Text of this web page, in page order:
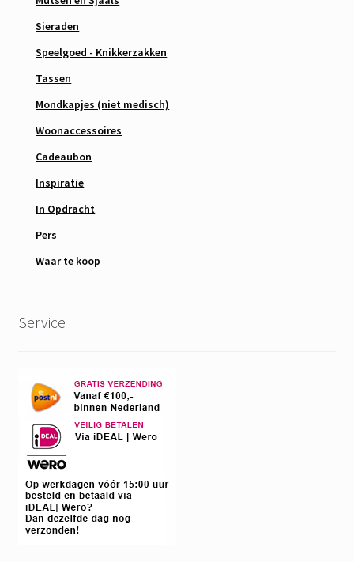
Sieraden
Speelgoed - Knikkerzakken
Tassen
Mondkapjes (niet medisch)
Woonaccessoires
Cadeaubon
Inspiratie
In Opdracht
Pers
Waar te koop
Service